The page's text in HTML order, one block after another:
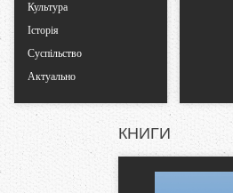
Культура
Історія
Суспільство
Актуально
КНИГИ